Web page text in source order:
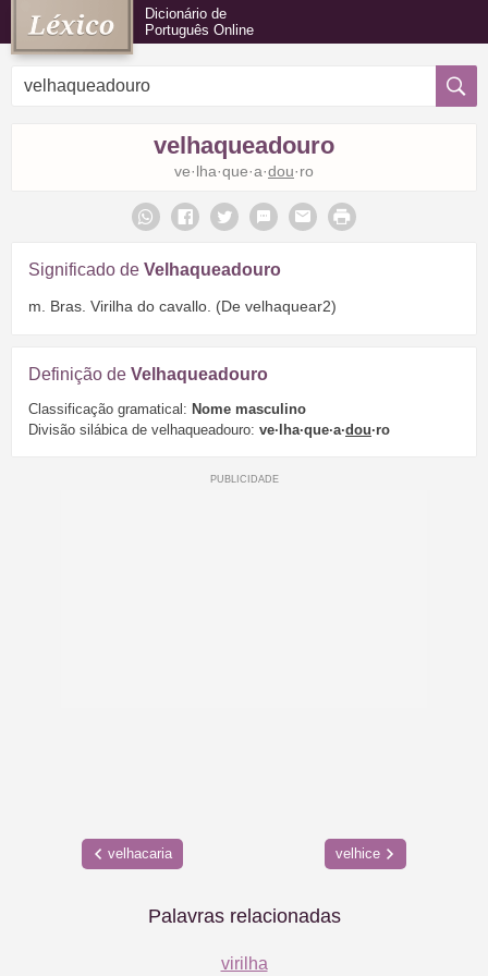
Dicionário de
Português Online
velhaqueadouro
ve·lha·que·a·dou·ro
Significado de Velhaqueadouro
m. Bras. Virilha do cavallo. (De velhaquear2)
Definição de Velhaqueadouro
Classificação gramatical: Nome masculino
Divisão silábica de velhaqueadouro: ve·lha·que·a·dou·ro
velhacaria velhice
Palavras relacionadas
virilha